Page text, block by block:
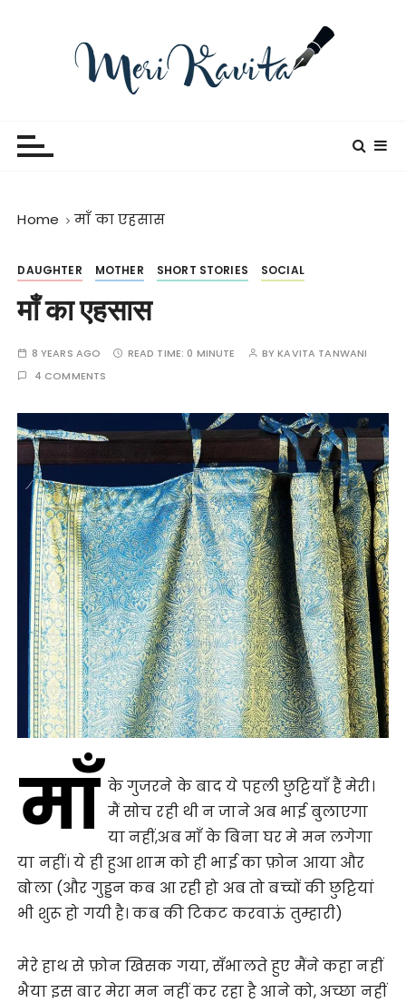
Home माँ का एहसास
DAUGHTER MOTHER SHORT STORIES SOCIAL
माँ का एहसास
8 YEARS AGO READ TIME: 0 MINUTE BYKAVITA TANWANI
4 COMMENTS
माँ के गुजरने के बाद ये पहली छुट्टियाँ हैं मेरी।
मैं सोच रही थी न जाने अब भाई बुलाएगा
या नहीं,अब माँ के बिना घर मे मन लगेगा
या नहीं। ये ही हुआ शाम को ही भाई का फ़ोन आया और
बोला (और गुड्डन कब आ रही हो अब तो बच्चों की छुट्टियां
भी शुरू हो गयी है। कब की टिकट करवाऊं तुम्हारी)
मेरे हाथ से फ़ोन खिसक गया, सँभालते हुए मैंने कहा नहीं
भैया इस बार मेरा मन नहीं कर रहा है आने को, अच्छा नहीं